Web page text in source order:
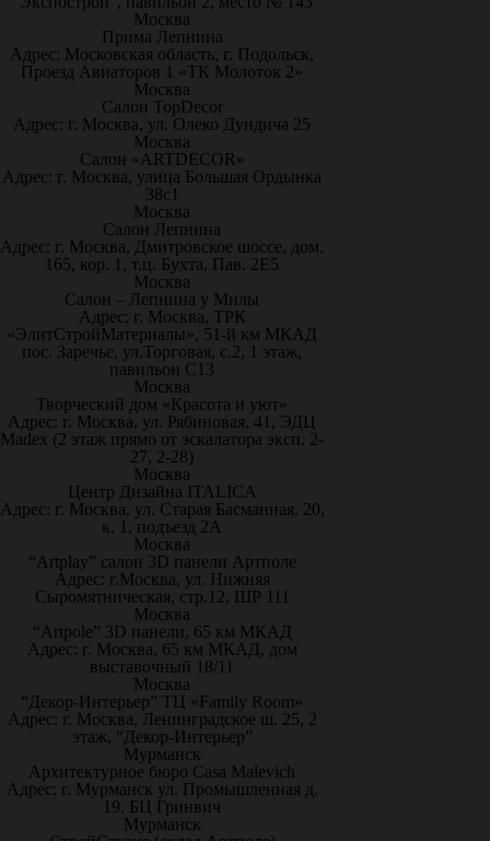
Москва
Прима Лепнина
Адрес: Московская область, г. Подольск,
Проезд Авиаторов 1 «ТК Молоток 2»
Москва
Салон TopDecor
Адрес: г. Москва, ул. Олеко Дундича 25
Москва
Салон «ARTDECOR»
Адрес: г. Москва, улица Большая Ордынка
38с1
Москва
Салон Лепнина
Адрес: г. Москва, Дмитровское шоссе, дом.
165, кор. 1, т.ц. Бухта, Пав. 2Е5
Москва
Салон – Лепнина у Милы
Адрес: г. Москва, ТРК
«ЭлитСтройМатериалы», 51-й км МКАД
пос. Заречье, ул.Торговая, с.2, 1 этаж,
павильон С13
Москва
Творческий дом «Красота и уют»
Адрес: г. Москва, ул. Рябиновая, 41, ЭДЦ
Madex (2 этаж прямо от эскалатора эксп. 2-
27, 2-28)
Москва
Центр Дизайна ITALICA
Адрес: г. Москва, ул. Старая Басманная, 20,
к. 1, подъезд 2А
Москва
“Artplay” салон 3D панели Артполе
Адрес: г.Москва, ул. Нижняя
Сыромятническая, стр.12, ШР 111
Москва
“Artpole” 3D панели, 65 км МКАД
Адрес: г. Москва, 65 км МКАД, дом
выставочный 18/11
Москва
“Декор-Интерьер” ТЦ «Family Room»
Адрес: г. Москва, Ленинградское ш. 25, 2
этаж, “Декор-Интерьер”
Мурманск
Архитектурное бюро Casa Malevich
Адрес: г. Мурманск ул. Промышленная д.
19. БЦ Гринвич
Мурманск